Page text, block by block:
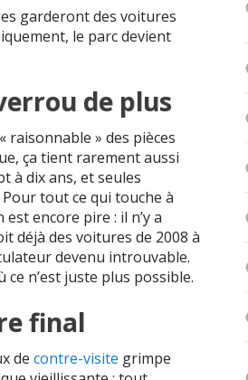
garderont des voitures
le parc devient
de plus
raisonnable » des pièces
ça tient rarement aussi
à dix ans, et seules
tout ce qui touche à
encore pire : il n’y a
déjà des voitures de 2008 à
devenu introuvable.
n’est juste plus possible.
final
de contre-visite grimpe